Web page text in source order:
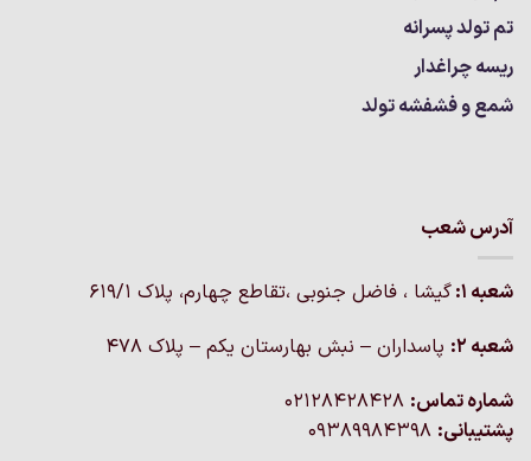
تم تولد پسرانه
ریسه چراغدار
شمع و فشفشه تولد
آدرس شعب
شعبه 1:
گيشا ، فاضل جنوبی ،تقاطع چهارم، پلاک 619/1
شعبه 2:
پاسداران – نبش بهارستان یکم – پلاک ۴۷۸
شماره تماس:
پشتیبانی: